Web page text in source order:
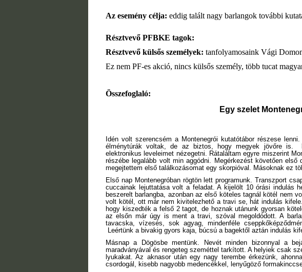
Az esemény célja: eddig talált nagy barlangok további
Résztvevő PFBKE tagok:
Résztvevő külsős személyek: tanfolyamosaink Vági
Ez nem PF-es akció, nincs külsős személy, több tucat
Összefoglaló:
Egy szelet
Idén volt szerencsém a Montenegrói kutatótábor részese
élménytúrák voltak, de az biztos, hogy megyek jövőre is.
elektronikus leveleimet nézegetni. Rátaláltam egyre miszerint
részébe legalább volt min aggódni. Megérkezést követően
megejtettem első találkozásomat egy skorpióval. Másoknak ez
Első nap Montenegróban rögtön lett programunk. Transzport
cuccainak lejuttatása volt a feladat. A kijelölt 10 órási indulás
beszerelt barlangba, azonban az első köteles tagnál kötél nem
volt kötél, ott már nem kivitelezhető a travi se, hát indulás
hogy kiszedték a felső 2 tagot, de hoznak utánunk gyorsan
az elsőn már úgy is ment a travi, szóval megoldódott. A
tavacska, vízesés, sok agyag, mindenféle
Leértünk a bivakig gyors kaja, búcsú a bagektől aztán indulás
Másnap a Dögösbe mentünk. Nevét minden bizonnyal a
maradványával és rengeteg szeméttel tarkított. A helyiek csak
lyukakat. Az aknasor után egy nagy terembe érkezünk,
csordogál, kisebb nagyobb medencékkel, lenyűgöző